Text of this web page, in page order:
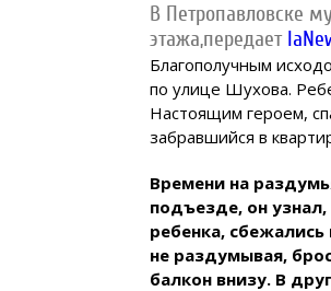
В Петропавловске
этажа,передает
Благополучным
по улице Шухова.
Настоящим героем,
забравшийся в
Времени на
подъезде, он
ребенка,
не раздумывая,
балкон внизу. В